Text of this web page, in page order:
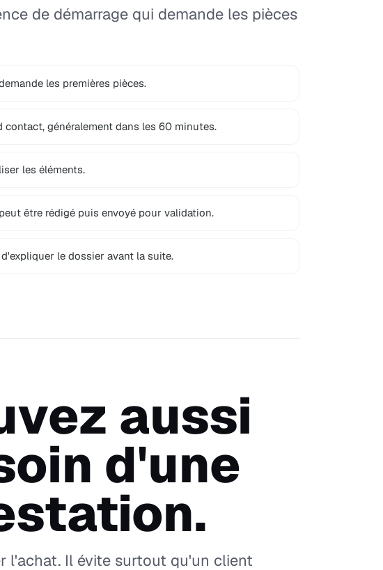
de démarrage qui demande les pièces
les premières pièces.
contact, généralement dans les 60 minutes.
les éléments.
être rédigé puis envoyé pour validation.
le dossier avant la suite.
aussi
d'une
l'achat. Il évite surtout qu'un client